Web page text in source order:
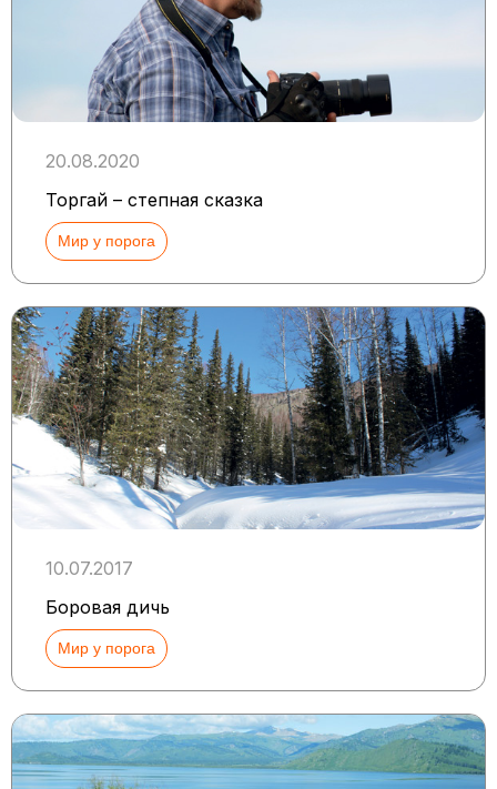
20.08.2020
Торгай – степная сказка
Мир у порога
10.07.2017
Боровая дичь
Мир у порога